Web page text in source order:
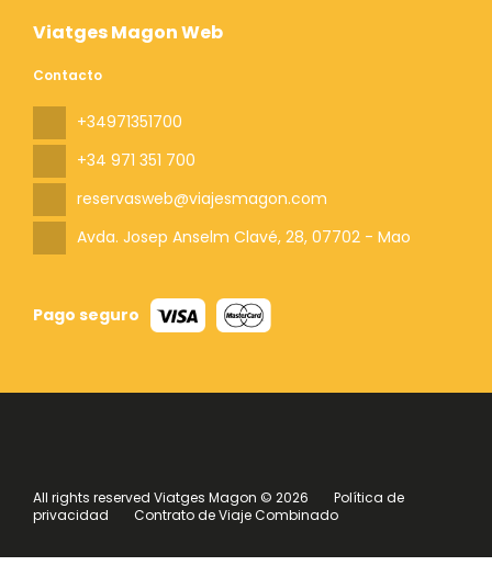
Viatges Magon Web
Contacto
+34971351700
+34 971 351 700
reservasweb@viajesmagon.com
Avda. Josep Anselm Clavé, 28, 07702 - Mao
Pago seguro
All rights reserved Viatges Magon © 2026
Política de
privacidad
Contrato de Viaje Combinado